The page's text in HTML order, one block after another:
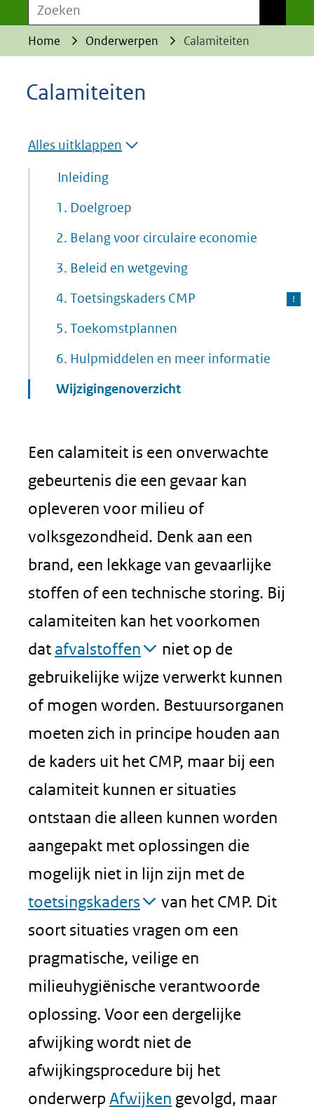
Zoeken
Home Onderwerpen Calamiteiten
Calamiteiten
Alles uitklappen
Inleiding
1. Doelgroep
2. Belang voor circulaire economie
3. Beleid en wetgeving
4. Toetsingskaders CMP
5. Toekomstplannen
6. Hulpmiddelen en meer informatie
Wijzigingenoverzicht
Een calamiteit is een onverwachte
gebeurtenis die een gevaar kan
opleveren voor milieu of
volksgezondheid. Denk aan een
brand, een lekkage van gevaarlijke
stoffen of een technische storing. Bij
calamiteiten kan het voorkomen
dat afvalstoffen
niet op de
gebruikelijke wijze verwerkt kunnen
of mogen worden. Bestuursorganen
moeten zich in principe houden aan
de kaders uit het CMP, maar bij een
calamiteit kunnen er situaties
ontstaan die alleen kunnen worden
aangepakt met oplossingen die
mogelijk niet in lijn zijn met de
toetsingskaders
van het CMP. Dit
soort situaties vragen om een
pragmatische, veilige en
milieuhygiënische verantwoorde
oplossing. Voor een dergelijke
afwijking wordt niet de
afwijkingsprocedure bij het
onderwerpAfwijken gevolgd, maar